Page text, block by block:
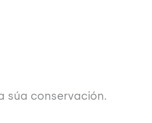
súa conservación.